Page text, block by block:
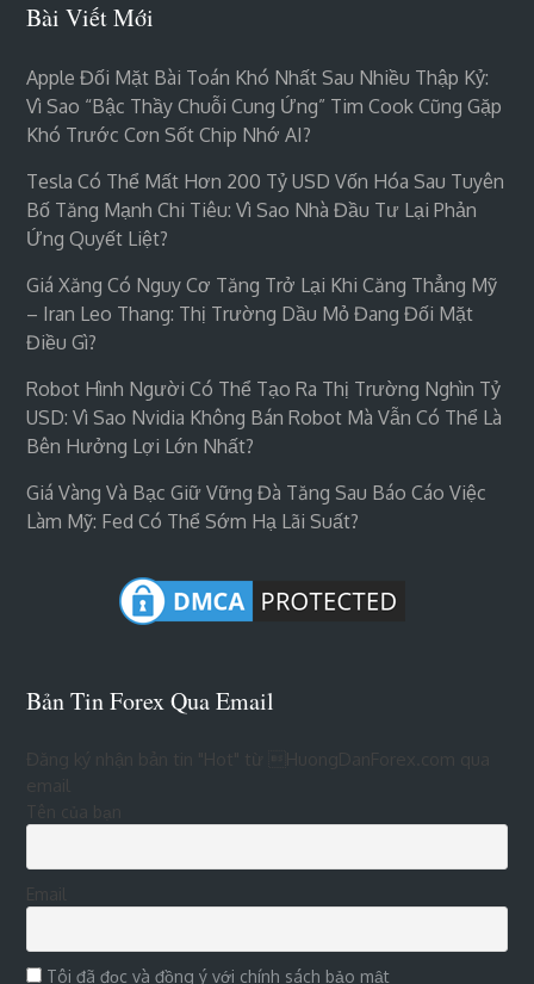
Bài Viết Mới
Apple Đối Mặt Bài Toán Khó Nhất Sau Nhiều Thập Kỷ:
Vì Sao “bậc Thầy Chuỗi Cung Ứng” Tim Cook Cũng Gặp
Khó Trước Cơn Sốt Chip Nhớ AI?
Tesla Có Thể Mất Hơn 200 Tỷ USD Vốn Hóa Sau Tuyên
Bố Tăng Mạnh Chi Tiêu: Vì Sao Nhà Đầu Tư Lại Phản
Ứng Quyết Liệt?
Giá Xăng Có Nguy Cơ Tăng Trở Lại Khi Căng Thẳng Mỹ
– Iran Leo Thang: Thị Trường Dầu Mỏ Đang Đối Mặt
Điều Gì?
Robot Hình Người Có Thể Tạo Ra Thị Trường Nghìn Tỷ
USD: Vì Sao Nvidia Không Bán Robot Mà Vẫn Có Thể Là
Bên Hưởng Lợi Lớn Nhất?
Giá Vàng Và Bạc Giữ Vững Đà Tăng Sau Báo Cáo Việc
Làm Mỹ: Fed Có Thể Sớm Hạ Lãi Suất?
Bản Tin Forex Qua Email
Đăng ký nhận bản tin "Hot" từ HuongDanForex.com qua
Tên của bạn
Tôi đã đọc và đồng ý với chính sách bảo mật